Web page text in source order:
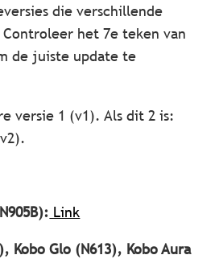
die verschillende
het 7e teken van
de juiste update te
versie 1 (v1). Als dit 2 is:
Link
Kobo Glo (N613), Kobo Aura